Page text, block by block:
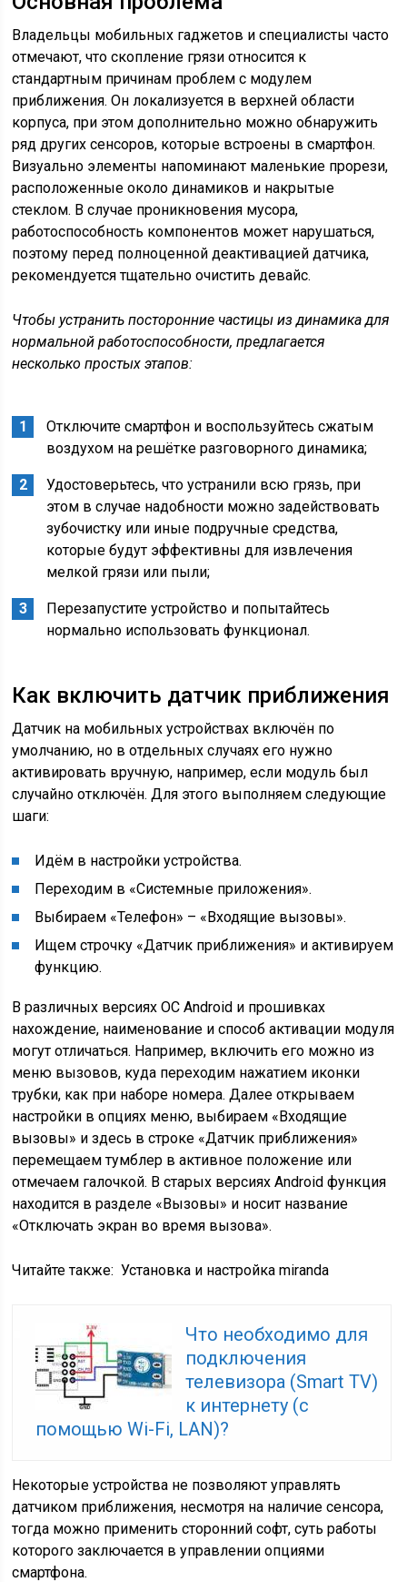
Владельцы мобильных гаджетов и специалисты часто
отмечают, что скопление грязи относится к
стандартным причинам проблем с модулем
приближения. Он локализуется в верхней области
корпуса, при этом дополнительно можно обнаружить
ряд других сенсоров, которые встроены в смартфон.
Визуально элементы напоминают маленькие прорези,
расположенные около динамиков и накрытые
стеклом. В случае проникновения мусора,
работоспособность компонентов может нарушаться,
поэтому перед полноценной деактивацией датчика,
рекомендуется тщательно очистить девайс.
Чтобы устранить посторонние частицы из динамика для
нормальной работоспособности, предлагается
несколько простых этапов:
Отключите смартфон и воспользуйтесь сжатым
воздухом на решётке разговорного динамика;
Удостоверьтесь, что устранили всю грязь, при
этом в случае надобности можно задействовать
зубочистку или иные подручные средства,
которые будут эффективны для извлечения
мелкой грязи или пыли;
Перезапустите устройство и попытайтесь
нормально использовать функционал.
Как включить датчик приближения
Датчик на мобильных устройствах включён по
умолчанию, но в отдельных случаях его нужно
активировать вручную, например, если модуль был
случайно отключён. Для этого выполняем следующие
шаги:
Идём в настройки устройства.
Переходим в «Системные приложения».
Выбираем «Телефон» – «Входящие вызовы».
Ищем строчку «Датчик приближения» и активируем
функцию.
В различных версиях ОС Android и прошивках
нахождение, наименование и способ активации модуля
могут отличаться. Например, включить его можно из
меню вызовов, куда переходим нажатием иконки
трубки, как при наборе номера. Далее открываем
настройки в опциях меню, выбираем «Входящие
вызовы» и здесь в строке «Датчик приближения»
перемещаем тумблер в активное положение или
отмечаем галочкой. В старых версиях Android функция
находится в разделе «Вызовы» и носит название
«Отключать экран во время вызова».
Читайте также: Установка и настройка miranda
Что необходимо для
подключения
телевизора (Smart TV)
к интернету (с
помощью Wi-Fi, LAN)?
Некоторые устройства не позволяют управлять
датчиком приближения, несмотря на наличие сенсора,
тогда можно применить сторонний софт, суть работы
которого заключается в управлении опциями
смартфона.